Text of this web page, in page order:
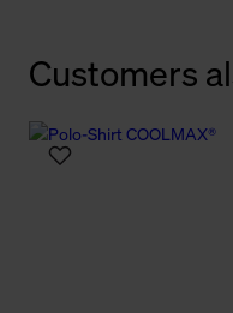
Customers